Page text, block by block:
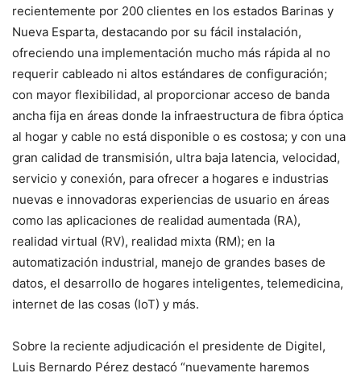
recientemente por 200 clientes en los estados Barinas y
Nueva Esparta, destacando por su fácil instalación,
ofreciendo una implementación mucho más rápida al no
requerir cableado ni altos estándares de configuración;
con mayor flexibilidad, al proporcionar acceso de banda
ancha fija en áreas donde la infraestructura de fibra óptica
al hogar y cable no está disponible o es costosa; y con una
gran calidad de transmisión, ultra baja latencia, velocidad,
servicio y conexión, para ofrecer a hogares e industrias
nuevas e innovadoras experiencias de usuario en áreas
como las aplicaciones de realidad aumentada (RA),
realidad virtual (RV), realidad mixta (RM); en la
automatización industrial, manejo de grandes bases de
datos, el desarrollo de hogares inteligentes, telemedicina,
internet de las cosas (IoT) y más.
Sobre la reciente adjudicación el presidente de Digitel,
Luis Bernardo Pérez destacó “nuevamente haremos